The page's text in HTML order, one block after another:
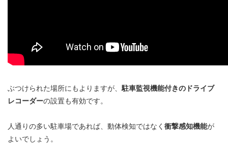
ぶつけられた場所にもよりますが、駐車監視機能付きのドライブ
レコーダーの設置も有効です。
人通りの多い駐車場であれば、動体検知ではなく 衝撃感知機能が
よいでしょう。